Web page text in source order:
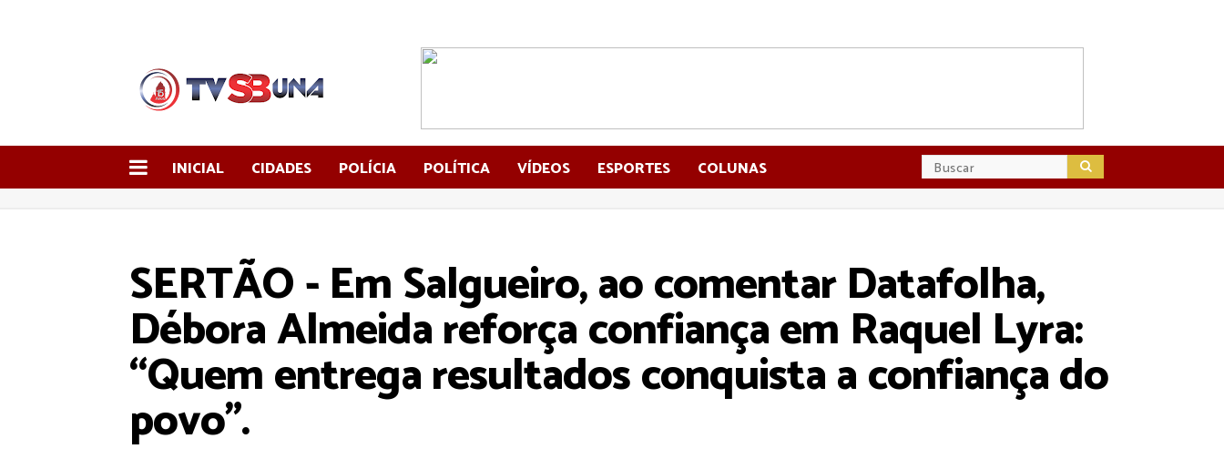
INICIAL CIDADES POLÍCIA POLÍTICA VÍDEOS ESPORTES COLUNAS
SERTÃO - Em Salgueiro, ao comentar Datafolha,
Débora Almeida reforça confiança em Raquel Lyra:
“Quem entrega resultados conquista a confiança do
povo”.